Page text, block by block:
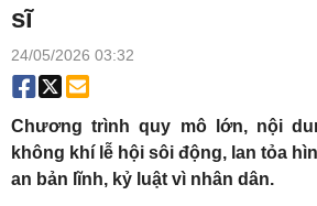
sĩ
24/05/2026 03:32
Chương trình quy mô lớn, nội
không khí lễ hội sôi động, lan tỏa
an bản lĩnh, kỷ luật vì nhân dân.